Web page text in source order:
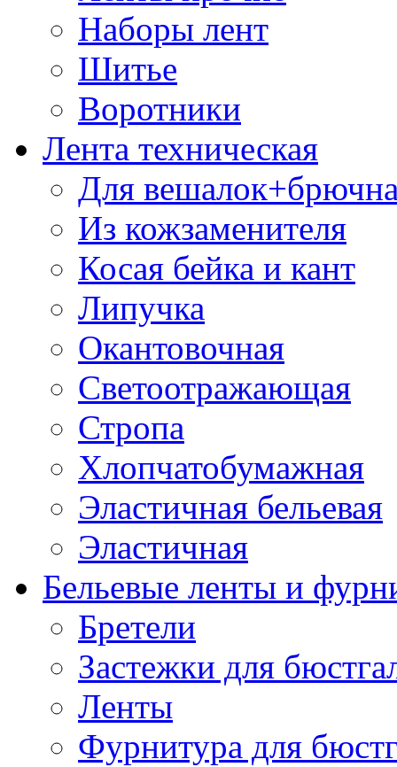
Наборы лент
Шитье
Воротники
Лента техническая
Для
Из кожзаменителя
Косая бейка и кант
Липучка
Окантовочная
Светоотражающая
Стропа
Хлопчатобумажная
Эластичная бельевая
Эластичная
Бельевые ленты и
Бретели
Застежки для
Ленты
Фурнитура для